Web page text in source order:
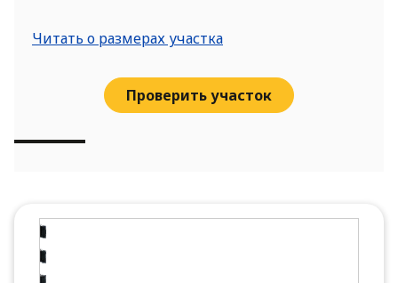
Читать о размерах участка
Проверить участок